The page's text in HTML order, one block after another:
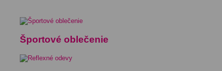
Športové oblečenie